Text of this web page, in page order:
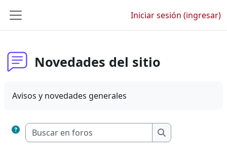
Pánel lateral
Iniciar sesión (ingresar)
Novedades del sitio
Avisos y novedades generales
Buscar en foros
Buscar en foros